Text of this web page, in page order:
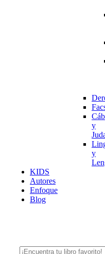
y
y
KIDS
Autores
Enfoque
Blog